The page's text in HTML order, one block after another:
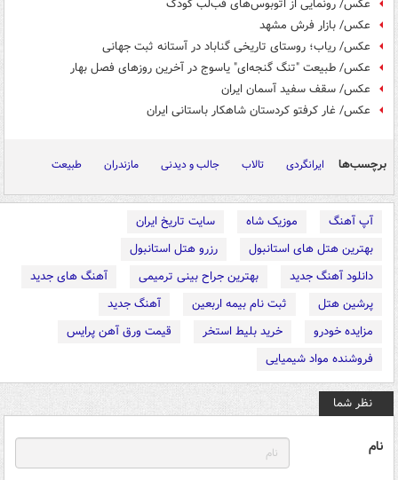
عکس/ رونمایی از اتوبوس‌های فب‌لب کودک
عکس/ بازار فرش مشهد
عکس/ ریاب؛ روستای تاریخی گناباد در آستانه ثبت جهانی
عکس/ طبیعت "تنگ گنجه‌ای" یاسوج در آخرین روزهای فصل بهار
عکس/ سقف سفید آسمان ایران
عکس/ غار کرفتو کردستان شاهکار باستانی ایران
برچسب‌ها ایرانگردی تالاب جالب و دیدنی مازندران طبیعت
آپ آهنگ موزیک شاه
سایت تاریخ ایران
بهترین هتل های استانبول
رزرو هتل استانبول
دانلود آهنگ جدید
بهترین جراح بینی ترمیمی
آهنگ های جدید
پرشین هتل
ثبت نام بیمه اربعین
آهنگ جدید
مزایده خودرو
خرید بلیط استخر
قیمت ورق آهن پرایس
فروشنده مواد شیمیایی
نظر شما
نام